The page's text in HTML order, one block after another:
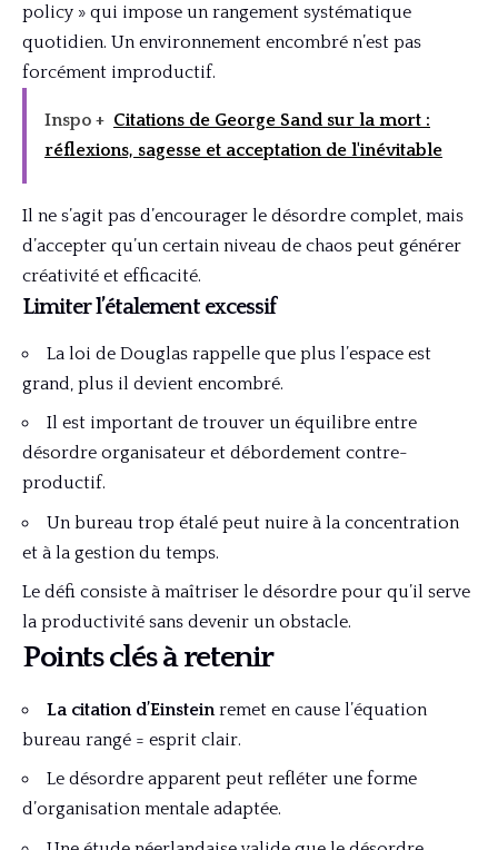
policy » qui impose un rangement systématique
quotidien. Un environnement encombré n’est pas
forcément improductif.
Inspo + Citations de George Sand sur la mort :
réflexions, sagesse et acceptation de l'inévitable
Il ne s’agit pas d’encourager le désordre complet, mais
d’accepter qu’un certain niveau de chaos peut générer
créativité et efficacité.
Limiter l’étalement excessif
La loi de Douglas rappelle que plus l’espace est
grand, plus il devient encombré.
Il est important de trouver un équilibre entre
désordre organisateur et débordement contre-
productif.
Un bureau trop étalé peut nuire à la concentration
et à la gestion du temps.
Le défi consiste à maîtriser le désordre pour qu’il serve
la productivité sans devenir un obstacle.
Points clés à retenir
La citation d’Einsteinremet en cause l’équation
bureau rangé = esprit clair.
Le désordre apparent peut refléter une forme
d’organisation mentale adaptée.